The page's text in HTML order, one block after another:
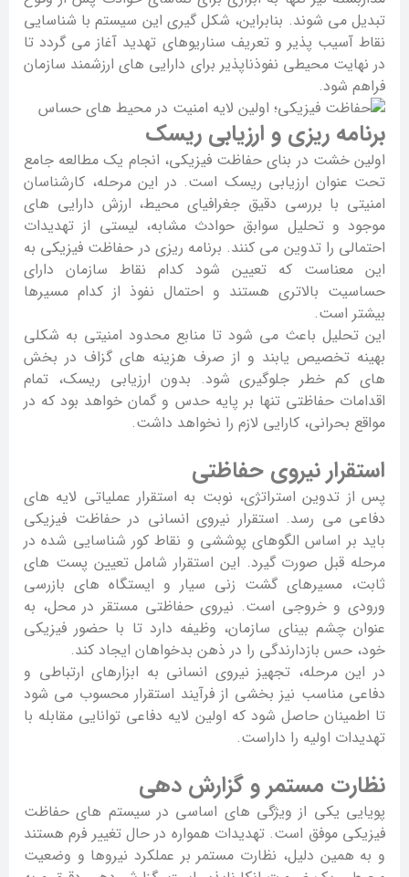
تبدیل می شوند. بنابراین، شکل گیری این سیستم با شناسایی
نقاط آسیب پذیر و تعریف سناریوهای تهدید آغاز می گردد تا
در نهایت محیطی نفوذناپذیر برای دارایی های ارزشمند سازمان
فراهم شود.
برنامه ریزی و ارزیابی ریسک
اولین خشت در بنای حفاظت فیزیکی، انجام یک مطالعه جامع
تحت عنوان ارزیابی ریسک است. در این مرحله، کارشناسان
امنیتی با بررسی دقیق جغرافیای محیط، ارزش دارایی های
موجود و تحلیل سوابق حوادث مشابه، لیستی از تهدیدات
احتمالی را تدوین می کنند. برنامه ریزی در حفاظت فیزیکی به
این معناست که تعیین شود کدام نقاط سازمان دارای
حساسیت بالاتری هستند و احتمال نفوذ از کدام مسیرها
بیشتر است.
این تحلیل باعث می شود تا منابع محدود امنیتی به شکلی
بهینه تخصیص یابند و از صرف هزینه های گزاف در بخش
های کم خطر جلوگیری شود. بدون ارزیابی ریسک، تمام
اقدامات حفاظتی تنها بر پایه حدس و گمان خواهد بود که در
مواقع بحرانی، کارایی لازم را نخواهد داشت.
استقرار نیروی حفاظتی
پس از تدوین استراتژی، نوبت به استقرار عملیاتی لایه های
دفاعی می رسد. استقرار نیروی انسانی در حفاظت فیزیکی
باید بر اساس الگوهای پوششی و نقاط کور شناسایی شده در
مرحله قبل صورت گیرد. این استقرار شامل تعیین پست های
ثابت، مسیرهای گشت زنی سیار و ایستگاه های بازرسی
ورودی و خروجی است. نیروی حفاظتی مستقر در محل، به
عنوان چشم بینای سازمان، وظیفه دارد تا با حضور فیزیکی
خود، حس بازدارندگی را در ذهن بدخواهان ایجاد کند.
در این مرحله، تجهیز نیروی انسانی به ابزارهای ارتباطی و
دفاعی مناسب نیز بخشی از فرآیند استقرار محسوب می شود
تا اطمینان حاصل شود که اولین لایه دفاعی توانایی مقابله با
تهدیدات اولیه را داراست.
نظارت مستمر و گزارش دهی
پویایی یکی از ویژگی های اساسی در سیستم های حفاظت
فیزیکی موفق است. تهدیدات همواره در حال تغییر فرم هستند
و به همین دلیل، نظارت مستمر بر عملکرد نیروها و وضعیت